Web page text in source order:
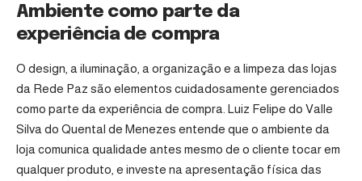
Ambiente como parte da
experiência de compra
O design, a iluminação, a organização e a limpeza das lojas
da Rede Paz são elementos cuidadosamente gerenciados
como parte da experiência de compra. Luiz Felipe do Valle
Silva do Quental de Menezes entende que o ambiente da
loja comunica qualidade antes mesmo de o cliente tocar em
qualquer produto, e investe na apresentação física das